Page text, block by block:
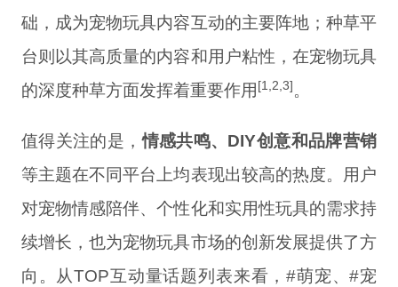
础，成为宠物玩具内容互动的主要阵地；种草平
台则以其高质量的内容和用户粘性，在宠物玩具
的深度种草方面发挥着重要作用 [1,2,3]。
值得关注的是，情感共鸣、DIY创意和品牌营销
等主题在不同平台上均表现出较高的热度。用户
对宠物情感陪伴、个性化和实用性玩具的需求持
续增长，也为宠物玩具市场的创新发展提供了方
向。从TOP互动量话题列表来看，#萌宠、#宠